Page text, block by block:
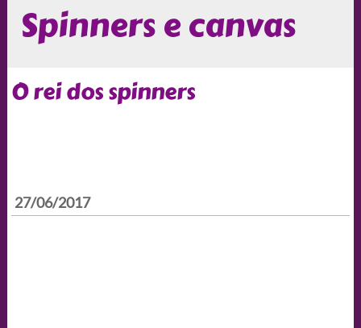
Spinners e canvas
O rei dos spinners
27/06/2017